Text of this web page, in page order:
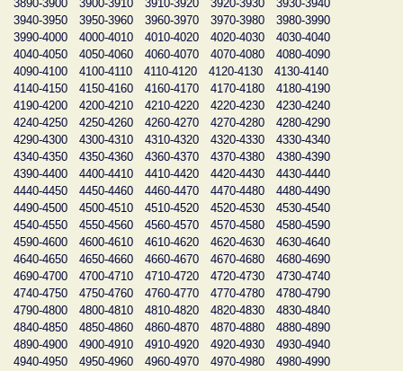
3890-3900
3900-3910 3910-3920 3920-3930
3930-3940
3940-3950
3950-3960 3960-3970 3970-3980
3980-3990
3990-4000
4000-4010 4010-4020 4020-4030
4030-4040
4040-4050
4050-4060 4060-4070 4070-4080
4080-4090
4090-4100
4100-4110 4110-4120 4120-4130
4130-4140
4140-4150
4150-4160 4160-4170 4170-4180
4180-4190
4190-4200
4200-4210 4210-4220 4220-4230
4230-4240
4240-4250
4250-4260 4260-4270 4270-4280
4280-4290
4290-4300
4300-4310 4310-4320 4320-4330
4330-4340
4340-4350
4350-4360 4360-4370 4370-4380
4380-4390
4390-4400
4400-4410 4410-4420 4420-4430
4430-4440
4440-4450
4450-4460 4460-4470 4470-4480
4480-4490
4490-4500
4500-4510 4510-4520 4520-4530
4530-4540
4540-4550
4550-4560 4560-4570 4570-4580
4580-4590
4590-4600
4600-4610 4610-4620 4620-4630
4630-4640
4640-4650
4650-4660 4660-4670 4670-4680
4680-4690
4690-4700
4700-4710 4710-4720 4720-4730
4730-4740
4740-4750
4750-4760 4760-4770 4770-4780
4780-4790
4790-4800
4800-4810 4810-4820 4820-4830
4830-4840
4840-4850
4850-4860 4860-4870 4870-4880
4880-4890
4890-4900
4900-4910 4910-4920 4920-4930
4930-4940
4940-4950
4950-4960 4960-4970 4970-4980
4980-4990